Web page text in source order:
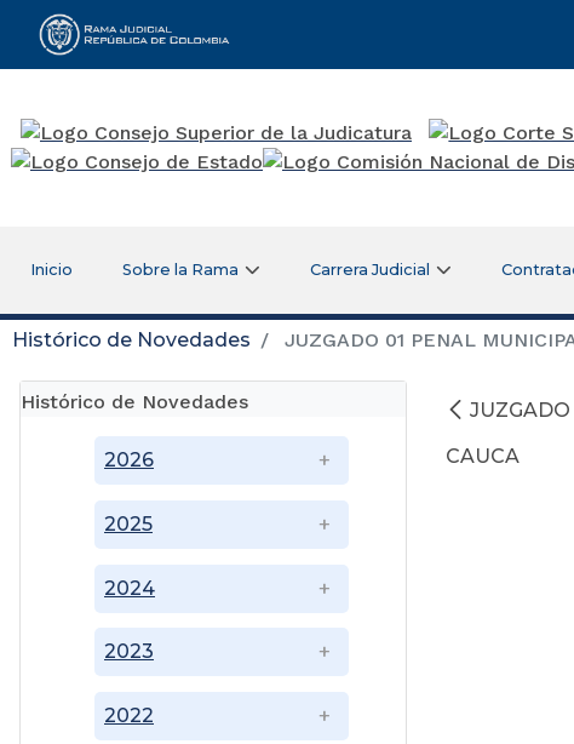
Rama Judicial
Inicio Sobre la Rama Carrera Judicial
Histórico de Novedades JUZGADO 01 PENAL
Histórico de Novedades
2022
2023
2024
2025
2026
CAUCA